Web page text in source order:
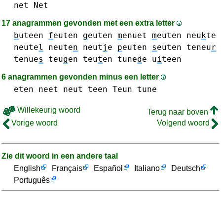
net Net
17 anagrammen gevonden met een extra letter
buteen feuten geuten menuet meuten neukte
neutel neuten neut j e peuten seuten teneur
tenues teugen teuten tunede uiteen
6 anagrammen gevonden minus een letter
eten neet neut teen Teun tune
Willekeurig woord
Terug naar boven
Vorige woord
Volgend woord
Zie dit woord in een andere taal
English
Français Español Italiano
Deutsch
Português